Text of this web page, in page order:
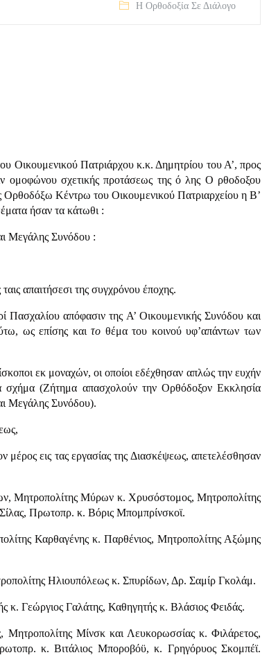
Η Ορθοδοξία Σε Διάλογο
Οικουμενικού Πατριάρχου κ.κ. Δημητρίου του Α’, προς
ομοφώνου σχετικής προτάσεως της ό λης Ο ρθοδοξου
Κέντρω του Οικουμενικού Πατριαρχείου η Β’
ήσαν τα κάτωθι :
Μεγάλης Συνόδου :
απαιτήσεσι της συγχρόνου έποχης.
απόφασιν της Α’ Οικουμενικής Συνόδου και
ως επίσης καιτο θέμα του κοινού υφ’απάντων των
εκ μοναχών, οι οποίοι εδέχθησαν απλώς την ευχήν
σχήμα (Ζήτημα απασχολούν την Ορθόδοξον Εκκλησία
Μεγάλης Συνόδου).
εις τας εργασίας της Διασκέψεως, απετελέσθησαν
Μητροπολίτης Μύρων κ. Χρυσόστομος, Μητροπολίτης
Πρωτοπρ. κ. Βόρις Μπομπρίνσκοϊ.
Καρθαγένης κ. Παρθένιος, Μητροπολίτης Αξώμης
Ηλιουπόλεως κ. Σπυρίδων, Δρ. Σαμίρ Γκολάμ.
κ. Γεώργιος Γαλάτης, Καθηγητής κ. Βλάσιος Φειδάς.
Μητροπολίτης Μίνσκ και Λευκορωσσίας κ. Φιλάρετος,
κ. Βιτάλιος Μποροβόϋ, κ. Γρηγόρυος Σκομπέϊ.